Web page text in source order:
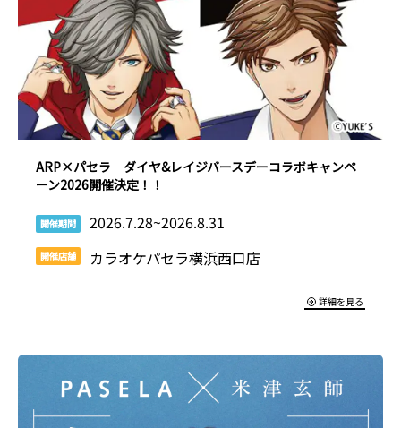
ARP×パセラ ダイヤ&レイジバースデーコラボキャンペ
ーン2026開催決定！！
開催期間 2026.7.28~2026.8.31
開催店舗 カラオケパセラ横浜西口店
詳細を見る